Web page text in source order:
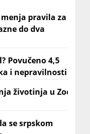
menja pravila za
do dva
Povučeno 4,5
i nepravilnosti
životinja u Zoo
se srpskom